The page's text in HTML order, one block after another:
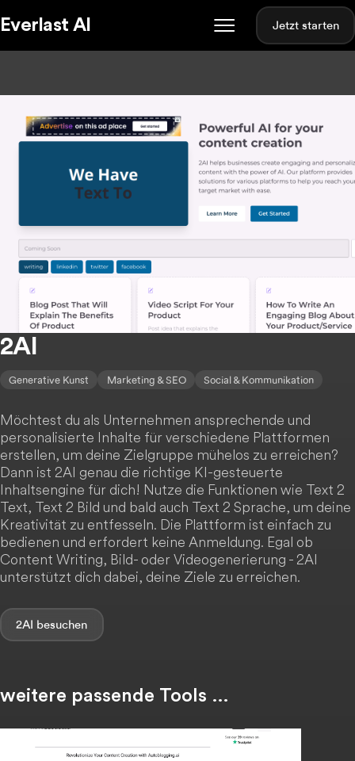
Everlast AI Jetzt starten
2AI
Generative Kunst Marketing & SEO Social & Kommunikation
Möchtest du als Unternehmen ansprechende und
personalisierte Inhalte für verschiedene Plattformen
erstellen, um deine Zielgruppe mühelos zu erreichen?
Dann ist 2AI genau die richtige KI-gesteuerte
Inhaltsengine für dich! Nutze die Funktionen wie Text 2
Text, Text 2 Bild und bald auch Text 2 Sprache, um deine
Kreativität zu entfesseln. Die Plattform ist einfach zu
bedienen und erfordert keine Anmeldung. Egal ob
Content Writing, Bild- oder Videogenerierung - 2AI
unterstützt dich dabei, deine Ziele zu erreichen.
2AI
weitere passende Tools …